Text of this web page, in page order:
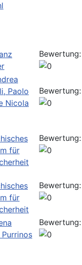
Bewertung:
Paolo
Nicola
Bewertung:
für
Bewertung:
für
Bewertung:
Bewertung: